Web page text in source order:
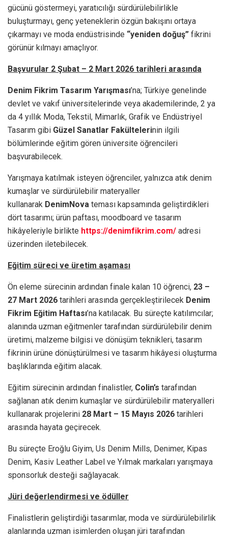
gücünü göstermeyi, yaratıcılığı sürdürülebilirlikle
buluşturmayı, genç yeteneklerin özgün bakışını ortaya
çıkarmayı ve moda endüstrisinde “yeniden doğuş” fikrini
görünür kılmayı amaçlıyor.
Başvurular 2 Şubat – 2 Mart 2026 tarihleri arasında
Denim Fikrim Tasarım Yarışması’na; Türkiye genelinde
devlet ve vakıf üniversitelerinde veya akademilerinde, 2 ya
da 4 yıllık Moda, Tekstil, Mimarlık, Grafik ve Endüstriyel
Tasarım gibi Güzel Sanatlar Fakültelerinin ilgili
bölümlerinde eğitim gören üniversite öğrencileri
başvurabilecek.
Yarışmaya katılmak isteyen öğrenciler, yalnızca atık denim
kumaşlar ve sürdürülebilir materyaller
kullanarak DenimNova teması kapsamında geliştirdikleri
dört tasarımı; ürün paftası, moodboard ve tasarım
hikâyeleriyle birlikte https://denimfikrim.com/ adresi
üzerinden iletebilecek.
Eğitim süreci ve üretim aşaması
Ön eleme sürecinin ardından finale kalan 10 öğrenci, 23 –
27 Mart 2026 tarihleri arasında gerçekleştirilecek Denim
Fikrim Eğitim Haftası’na katılacak. Bu süreçte katılımcılar;
alanında uzman eğitmenler tarafından sürdürülebilir denim
üretimi, malzeme bilgisi ve dönüşüm teknikleri, tasarım
fikrinin ürüne dönüştürülmesi ve tasarım hikâyesi oluşturma
başlıklarında eğitim alacak.
Eğitim sürecinin ardından finalistler, Colin’s tarafından
sağlanan atık denim kumaşlar ve sürdürülebilir materyalleri
kullanarak projelerini 28 Mart – 15 Mayıs 2026 tarihleri
arasında hayata geçirecek.
Bu süreçte Eroğlu Giyim, Us Denim Mills, Denimer, Kipas
Denim, Kasiv Leather Label ve Yılmak markaları yarışmaya
sponsorluk desteği sağlayacak.
Jüri değerlendirmesi ve ödüller
Finalistlerin geliştirdiği tasarımlar, moda ve sürdürülebilirlik
alanlarında uzman isimlerden oluşan jüri tarafından